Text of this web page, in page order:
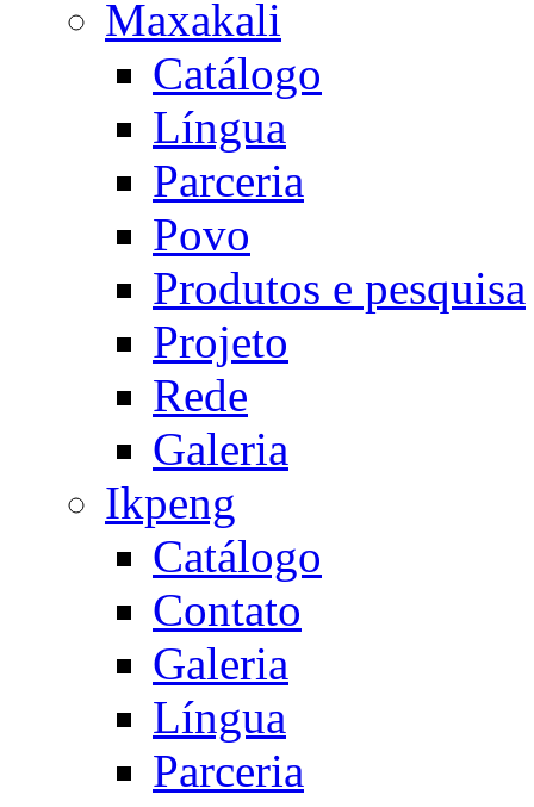
Maxakali
Catálogo
Língua
Parceria
Povo
Produtos e pesquisa
Projeto
Rede
Galeria
Ikpeng
Catálogo
Contato
Galeria
Língua
Parceria